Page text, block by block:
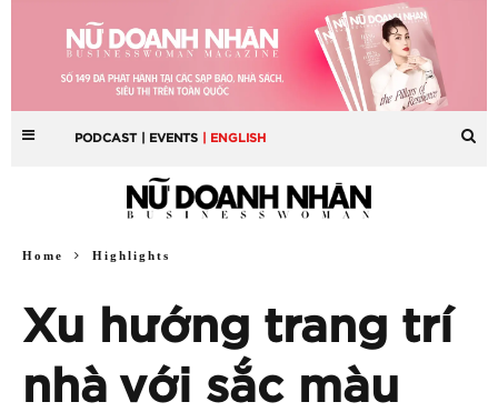
PODCAST | EVENTS | ENGLISH
Home Highlights
Xu hướng trang trí
nhà với sắc màu